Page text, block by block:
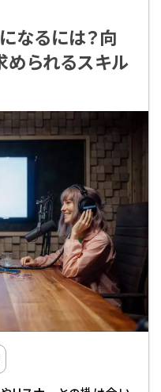
なるには？向
られるスキル